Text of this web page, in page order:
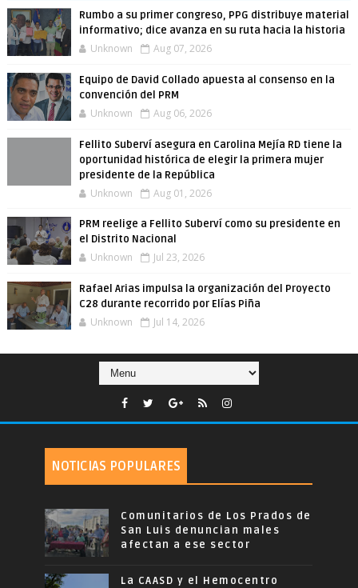
Rumbo a su primer congreso, PPG distribuye material
informativo; dice avanza en su ruta hacia la historia
Unknown Aug 07, 2026
Equipo de David Collado apuesta al consenso en la
convención del PRM
Unknown Aug 06, 2026
Fellito Suberví asegura en Carolina Mejía RD tiene la
oportunidad histórica de elegir la primera mujer
presidente de la República
Unknown Aug 01, 2026
PRM reelige a Fellito Suberví como su presidente en
el Distrito Nacional
Unknown Jul 23, 2026
Rafael Arias impulsa la organización del Proyecto
C28 durante recorrido por Elías Piña
Unknown Jul 14, 2026
NOTICIAS POPULARES
Comunitarios de Los Prados de
San Luis denuncian males
afectan a ese sector
La CAASD y el Hemocentro